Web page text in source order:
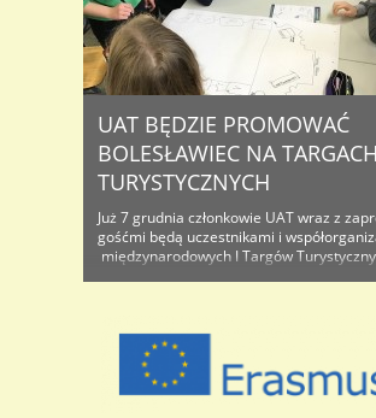
UAT BĘDZIE PROMOWAĆ
BOLESŁAWIEC NA TARGACH
TURYSTYCZNYCH
Już 7 grudnia członkowie UAT wraz z
gośćmi będą uczestnikami i
międzynarodowych I Targów
Uczniowskich Agencji Turystycznych z
Saksonii zaprezentują opracowaną przez
regionalną ofertę kulturalno-turystyczną.
organizowana jest w ramach projektu